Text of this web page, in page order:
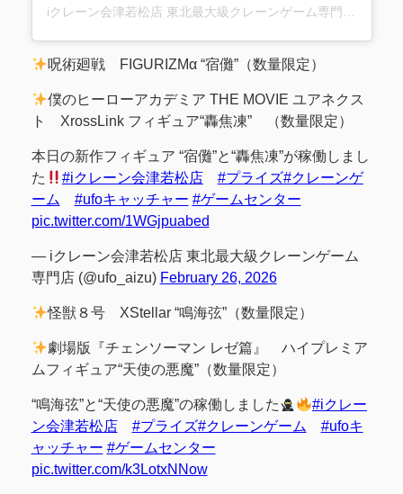
呪術廻戦 FIGURIZMα “宿儺”（数量限定）
僕のヒーローアカデミア THE MOVIE ユアネクス
ト XrossLink フィギュア“轟焦凍” （数量限定）
本日の新作フィギュア “宿儺”と“轟焦凍”が稼働しまし
た
#iクレーン会津若松店 #プライズ#クレーンゲ
ーム
#ufoキャッチャー #ゲームセンター
pic.twitter.com/1WGjpuabed
— iクレーン会津若松店 東北最大級クレーンゲーム
専門店 (@ufo_aizu) February 26, 2026
怪獣８号 XStellar “鳴海弦”（数量限定）
劇場版『チェンソーマン レゼ篇』 ハイプレミア
ムフィギュア“天使の悪魔”（数量限定）
“鳴海弦”と“天使の悪魔”の稼働しました
#iクレー
ン会津若松店
#プライズ#クレーンゲーム
#ufoキ
ャッチャー #ゲームセンター
pic.twitter.com/k3LotxNNow